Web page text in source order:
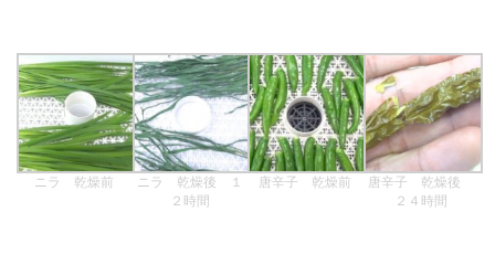
ニラ 乾燥前
ニラ 乾燥後 １
２時間
唐辛子 乾燥前
唐辛子 乾燥後
２４時間